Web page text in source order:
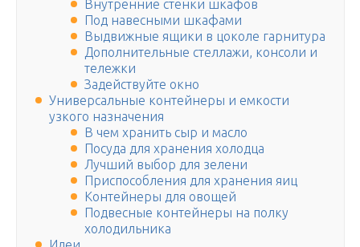
Внутренние стенки шкафов
Под навесными шкафами
Выдвижные ящики в цоколе гарнитура
Дополнительные стеллажи, консоли и
тележки
Задействуйте окно
Универсальные контейнеры и емкости
узкого назначения
В чем хранить сыр и масло
Посуда для хранения холодца
Лучший выбор для зелени
Приспособления для хранения яиц
Контейнеры для овощей
Подвесные контейнеры на полку
холодильника